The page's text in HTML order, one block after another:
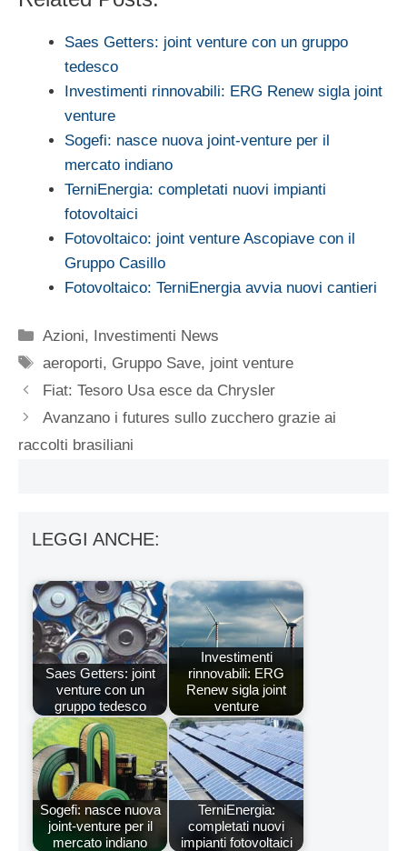
Saes Getters: joint venture con un gruppo
tedesco
Investimenti rinnovabili: ERG Renew sigla joint
venture
Sogefi: nasce nuova joint-venture per il
mercato indiano
TerniEnergia: completati nuovi impianti
fotovoltaici
Fotovoltaico: joint venture Ascopiave con il
Gruppo Casillo
Fotovoltaico: TerniEnergia avvia nuovi cantieri
Categorie
Azioni,
Investimenti News
Tag
aeroporti, Gruppo Save, joint venture
Fiat: Tesoro Usa esce da Chrysler
Avanzano i futures sullo zucchero grazie ai
raccolti brasiliani
LEGGI ANCHE:
Saes Getters: joint
venture con un
gruppo tedesco
Investimenti
rinnovabili: ERG
Renew sigla joint
venture
Sogefi: nasce nuova
joint-venture per il
mercato indiano
TerniEnergia:
completati nuovi
impianti fotovoltaici